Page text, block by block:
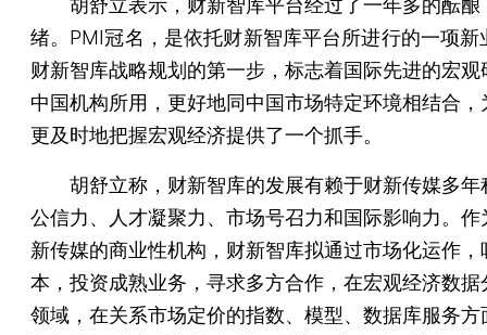
胡舒立表示，财新智库平台经过了一年多的酝酿
绪。PMI冠名，是依托财新智库平台所进行的一项新
财新智库战略规划的第一步，标志着国际先进的宏观
中国机构所用，更好地同中国市场特定环境相结合，
更及时地把握宏观经济提供了一个抓手。
胡舒立称，财新智库的发展有赖于财新传媒多年
公信力、人才凝聚力、市场号召力和国际影响力。作
新传媒的商业性机构，财新智库拟通过市场化运作，
本，投资成熟业务，寻求多方合作，在宏观经济数据
领域，在关系市场定价的指数、模型、数据库服务方